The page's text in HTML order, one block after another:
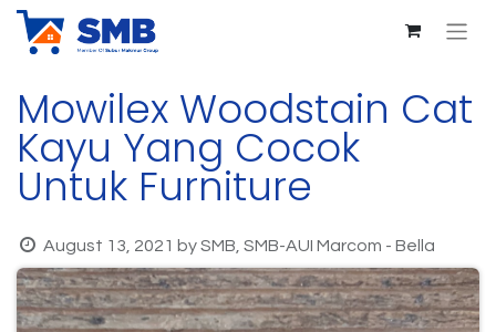
Mowilex Woodstain Cat
Kayu Yang Cocok
Untuk Furniture
August 13, 2021 bySMB, SMB-AUI Marcom - Bella